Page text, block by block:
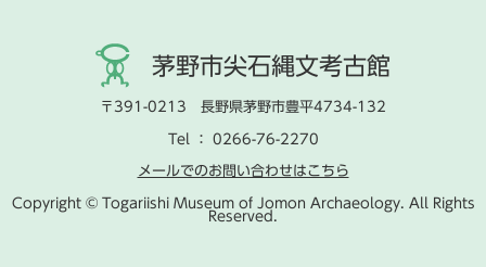
茅野市尖石縄文考古館
〒391-0213 長野県茅野市豊平4734-132
Tel ： 0266-76-2270
メールでのお問い合わせはこちら
Copyright © Togariishi Museum of Jomon Archaeology. All Rights
Reserved.